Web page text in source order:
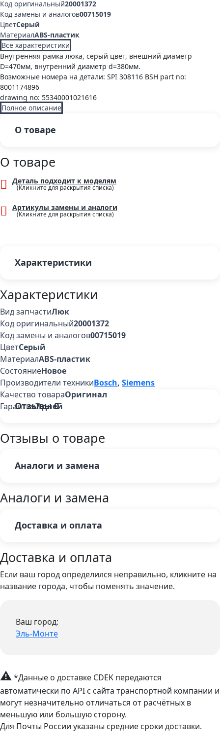
Код оригинальный20001372
Код замены и аналогов00715019
ЦветСерый
МатериалABS-пластик
Все характеристики
Внутренняя рамка люка, серый цвет, внешний диаметр
D=470мм, внутренний диаметр d=380мм.
Возможные номера на детали: SPI 308116 BSH part no:
8001174896
drawing no: 55340001021616
Полное описание
О товаре
О товаре
Деталь подходит к моделям
Артикулы замены и аналоги
Характеристики
Характеристики
Вид запчастиЛюк
Код оригинальный20001372
Код замены и аналогов00715019
ЦветСерый
МатериалABS-пластик
СостояниеНовое
Производители техникиBosch, Siemens
Качество товараОригинал
Гарантия7 дней
Отзывы0
Отзывы о товаре
Аналоги и замена
Аналоги и замена
Доставка и оплата
Доставка и оплата
Если ваш город определился неправильно, кликните на
название города, чтобы поменять значение.
Ваш город:
Эль-Монте
⚠*Данные о доставке CDEK передаются
автоматически по API с сайта транспортной компании и
могут незначительно отличаться от расчётных в
меньшую или большую сторону.
Для Почты России указаны средние сроки доставки.